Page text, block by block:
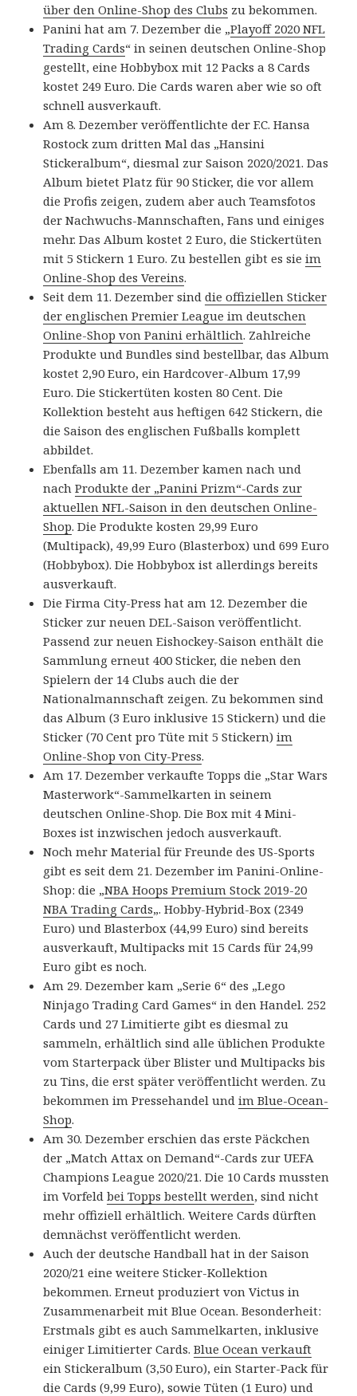
über den Online-Shop des Clubs zu bekommen.
Panini hat am 7. Dezember die „Playoff 2020 NFL
Trading Cards“ in seinen deutschen Online-Shop
gestellt, eine Hobbybox mit 12 Packs a 8 Cards
kostet 249 Euro. Die Cards waren aber wie so oft
schnell ausverkauft.
Am 8. Dezember veröffentlichte der F.C. Hansa
Rostock zum dritten Mal das „Hansini
Stickeralbum“, diesmal zur Saison 2020/2021. Das
Album bietet Platz für 90 Sticker, die vor allem
die Profis zeigen, zudem aber auch Teamsfotos
der Nachwuchs-Mannschaften, Fans und einiges
mehr. Das Album kostet 2 Euro, die Stickertüten
mit 5 Stickern 1 Euro. Zu bestellen gibt es sieim
Online-Shop des Vereins.
Seit dem 11. Dezember sinddie offiziellen Sticker
der englischen Premier League im deutschen
Online-Shop von Panini erhältlich. Zahlreiche
Produkte und Bundles sind bestellbar, das Album
kostet 2,90 Euro, ein Hardcover-Album 17,99
Euro. Die Stickertüten kosten 80 Cent. Die
Kollektion besteht aus heftigen 642 Stickern, die
die Saison des englischen Fußballs komplett
abbildet.
Ebenfalls am 11. Dezember kamen nach und
nachProdukte der „Panini Prizm“-Cards zur
aktuellen NFL-Saison in den deutschen Online-
Shop. Die Produkte kosten 29,99 Euro
(Multipack), 49,99 Euro (Blasterbox) und 699 Euro
(Hobbybox). Die Hobbybox ist allerdings bereits
ausverkauft.
Die Firma City-Press hat am 12. Dezember die
Sticker zur neuen DEL-Saison veröffentlicht.
Passend zur neuen Eishockey-Saison enthält die
Sammlung erneut 400 Sticker, die neben den
Spielern der 14 Clubs auch die der
Nationalmannschaft zeigen. Zu bekommen sind
das Album (3 Euro inklusive 15 Stickern) und die
Sticker (70 Cent pro Tüte mit 5 Stickern)im
Online-Shop von City-Press.
Am 17. Dezember verkaufte Topps die „Star Wars
Masterwork“-Sammelkarten in seinem
deutschen Online-Shop. Die Box mit 4 Mini-
Boxes ist inzwischen jedoch ausverkauft.
Noch mehr Material für Freunde des US-Sports
gibt es seit dem 21. Dezember im Panini-Online-
Shop: die „NBA Hoops Premium Stock 2019-20
NBA Trading Cards„. Hobby-Hybrid-Box (2349
Euro) und Blasterbox (44,99 Euro) sind bereits
ausverkauft, Multipacks mit 15 Cards für 24,99
Euro gibt es noch.
Am 29. Dezember kam „Serie 6“ des „Lego
Ninjago Trading Card Games“ in den Handel. 252
Cards und 27 Limitierte gibt es diesmal zu
sammeln, erhältlich sind alle üblichen Produkte
vom Starterpack über Blister und Multipacks bis
zu Tins, die erst später veröffentlicht werden. Zu
bekommen im Pressehandel undim Blue-Ocean-
Shop.
Am 30. Dezember erschien das erste Päckchen
der „Match Attax on Demand“-Cards zur UEFA
Champions League 2020/21. Die 10 Cards mussten
im Vorfeldbei Topps bestellt werden, sind nicht
mehr offiziell erhältlich. Weitere Cards dürften
demnächst veröffentlicht werden.
Auch der deutsche Handball hat in der Saison
2020/21 eine weitere Sticker-Kollektion
bekommen. Erneut produziert von Victus in
Zusammenarbeit mit Blue Ocean. Besonderheit:
Erstmals gibt es auch Sammelkarten, inklusive
einiger Limitierter Cards.Blue Ocean verkauft
ein Stickeralbum (3,50 Euro), ein Starter-Pack für
die Cards (9,99 Euro), sowie Tüten (1 Euro) und